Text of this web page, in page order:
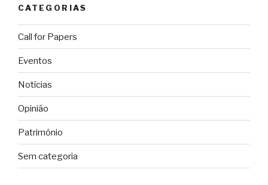
CATEGORIAS
Call for Papers
Eventos
Notícias
Opinião
Património
Sem categoria